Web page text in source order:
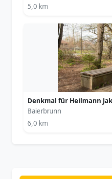
5,0 km
Denkmal für Heilmann
Baierbrunn
6,0 km